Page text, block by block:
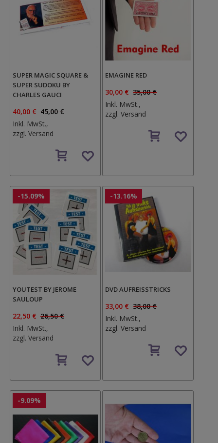
SUPER MAGIC SQUARE &
SUPER SUDOKU BY
CHARLES GAUCI
40,00 € 45,00 €
Inkl. MwSt.,
zzgl. Versand
den
EMAGINE RED
30,00 € 35,00 €
Inkl. MwSt.,
zzgl.Versand
den
-15.09%
YOUTEST BY JEROME
SAULOUP
22,50 € 26,50 €
Inkl. MwSt.,
zzgl. Versand
den
-13.16%
DVD AUFREISSTRICKS
33,00 € 38,00 €
Inkl. MwSt.,
zzgl.Versand
den
-9.09%